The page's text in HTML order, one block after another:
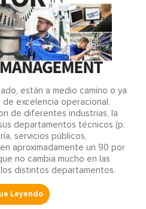
están a medio camino o ya
excelencia operacional.
de diferentes industrias, la
departamentos técnicos (p.
servicios públicos,
aproximadamente un 90 por
no cambia mucho en las
distintos departamentos.